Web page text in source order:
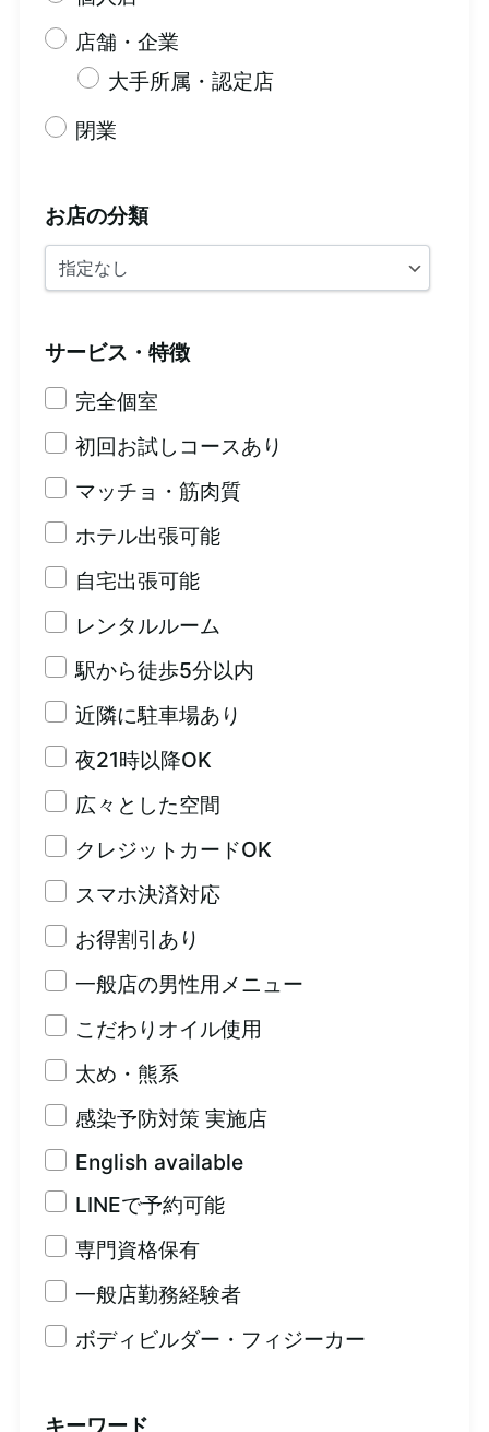
店舗・企業
大手所属・認定店
閉業
お店の分類
サービス・特徴
完全個室
初回お試しコースあり
マッチョ・筋肉質
ホテル出張可能
自宅出張可能
レンタルルーム
駅から徒歩5分以内
近隣に駐車場あり
夜21時以降OK
広々とした空間
クレジットカードOK
スマホ決済対応
お得割引あり
一般店の男性用メニュー
こだわりオイル使用
太め・熊系
感染予防対策 実施店
English available
LINEで予約可能
専門資格保有
一般店勤務経験者
ボディビルダー・フィジーカー
キーワード